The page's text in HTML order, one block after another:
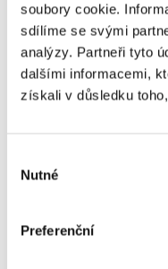
soubory cookie.
sdílíme se svými
analýzy. Partneři tyto
dalšími informacemi,
získali v důsledku
souhlasu
Nutné
Preferenční
Recent